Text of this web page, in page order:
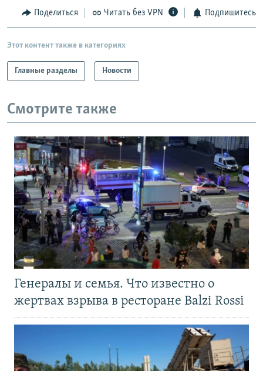
Поделиться Читать без VPN Подпишитесь
Этот контент также в категориях
Главные разделы Новости
Смотрите также
Генералы и семья. Что известно о
жертвах взрыва в ресторане Balzi Rossi